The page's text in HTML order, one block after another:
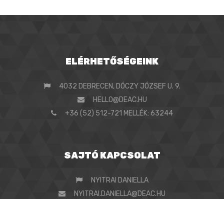
ELÉRHETŐSÉGEINK
4032 DEBRECEN, DÓCZY JÓZSEF U. 9.
HELLO@DEAC.HU
+36 (52) 512-721 MELLÉK: 63244
SAJTÓ KAPCSOLAT
NYITRAI DANIELLA
NYITRAI.DANIELLA@DEAC.HU